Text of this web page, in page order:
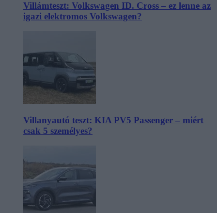
Villámteszt: Volkswagen ID. Cross – ez lenne az
igazi elektromos Volkswagen?
Villanyautó teszt: KIA PV5 Passenger – miért
csak 5 személyes?